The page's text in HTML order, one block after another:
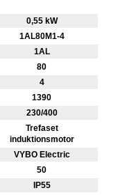
0,55 kW
1AL80M1-4
1AL
80
4
1390
230/400
Trefaset
induktionsmotor
VYBO Electric
50
IP55